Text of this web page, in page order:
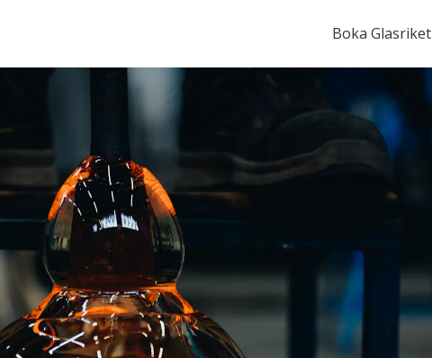
Boka Glasriket